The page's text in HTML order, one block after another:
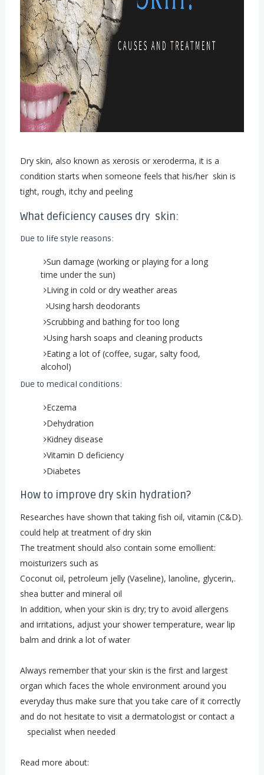
Dry skin, also known as xerosis or xeroderma, it is a
condition starts when someone feels that his/her skin is
tight, rough, itchy and peeling
:What deficiency causes dry skin
:Due to life style reasons
Sun damage (working or playing for a long
time under the sun)
Living in cold or dry weather areas
Using harsh deodorants
Scrubbing and bathing for too long
Using harsh soaps and cleaning products
Eating a lot of (coffee, sugar, salty food,
alcohol)
:Due to medical conditions
Eczema
Dehydration
Kidney disease
Vitamin D deficiency
Diabetes
?How to improve dry skin hydration
.Researches have shown that taking fish oil, vitamin (C&D)
could help at treatment of dry skin
:The treatment should also contain some emollient
moisturizers such as
.Coconut oil, petroleum jelly (Vaseline), lanoline, glycerin,
shea butter and mineral oil
In addition, when your skin is dry; try to avoid allergens
and irritations, adjust your shower temperature, wear lip
balm and drink a lot of water
Always remember that your skin is the first and largest
organ which faces the whole environment around you
everyday thus make sure that you take care of it correctly
and do not hesitate to visit a dermatologist or contact a
specialist when needed
:Read more about